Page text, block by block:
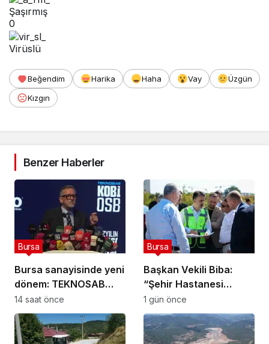
Şaşırmış
0
Virüslü
Beğendim Harika Haha Vay
Üzgün
Kızgın
Benzer Haberler
Bursa sanayisinde yeni
dönem: TEKNOSAB
KOBİ OSB ile dev
ekosistem hayata
geçiyor
Bursa
14 saat önce
Başkan Vekili Biba:
“Şehir Hastanesi
otoparkı bu ay hizmete
açılacak”
Bursa
1 gün önce